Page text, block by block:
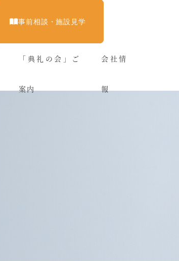
事前相談・施設見学
「典礼の会」ご
案内
会社情
報